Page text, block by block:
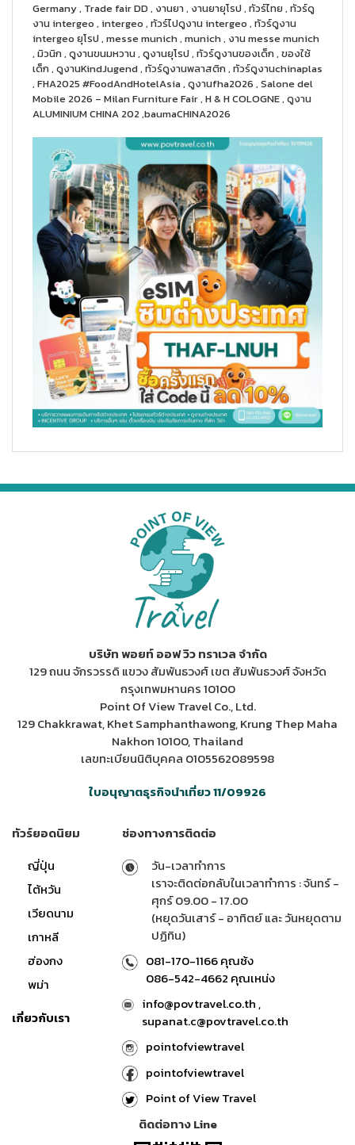
Germany , Trade fair DD , งานยา , งานยายุโรป , ทัวร์ไทย , ทัวร์ดู
งาน intergeo , intergeo , ทัวร์ไปดูงาน intergeo , ทัวร์ดูงาน
intergeo ยุโรป , messe munich , munich , งาน messe munich
, มิวนิก , ดูงานขนมหวาน , ดูงานยุโรป , ทัวร์ดูงานของเด็ก , ของใช้
เด็ก , ดูงานKindJugend , ทัวร์ดูงานพลาสติก , ทัวร์ดูงานchinaplas
, FHA2025 #FoodAndHotelAsia , ดูงานfha2026 , Salone del
Mobile 2026 – Milan Furniture Fair , H & H COLOGNE , ดูงาน
ALUMINIUM CHINA 202 ,baumaCHINA2026
บริษัท พอยท์ ออฟ วิว ทราเวล จำกัด
129 ถนน จักรวรรดิ แขวง สัมพันธวงศ์ เขต สัมพันธวงศ์ จังหวัด
กรุงเทพมหานคร 10100
Point Of View Travel Co., Ltd.
129 Chakkrawat, Khet Samphanthawong, Krung Thep Maha
Nakhon 10100, Thailand
เลขทะเบียนนิติบุคคล 0105562089598
ใบอนุญาตธุรกิจนำเที่ยว 11/09926
ทัวร์ยอดนิยม
ญี่ปุ่น
ไต้หวัน
เวียดนาม
เกาหลี
ฮ่องกง
พม่า
เกี่ยวกับเรา
ช่องทางการติดต่อ
วัน-เวลาทำการ
เราจะติดต่อกลับในเวลาทำการ : จันทร์ -
ศุกร์ 09.00 - 17.00
(หยุดวันเสาร์ - อาทิตย์ และ วันหยุดตาม
ปฏิทิน)
081-170-1166 คุณซ้ง
086-542-4662 คุณเหน่ง
info@povtravel.co.th ,
supanat.c@povtravel.co.th
pointofviewtravel
pointofviewtravel
Point of View Travel
ติดต่อทาง Line